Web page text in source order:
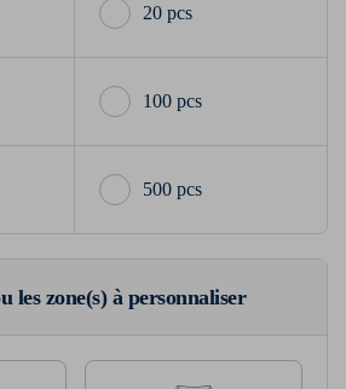
20 pcs
100 pcs
500 pcs
les zone(s) à personnaliser